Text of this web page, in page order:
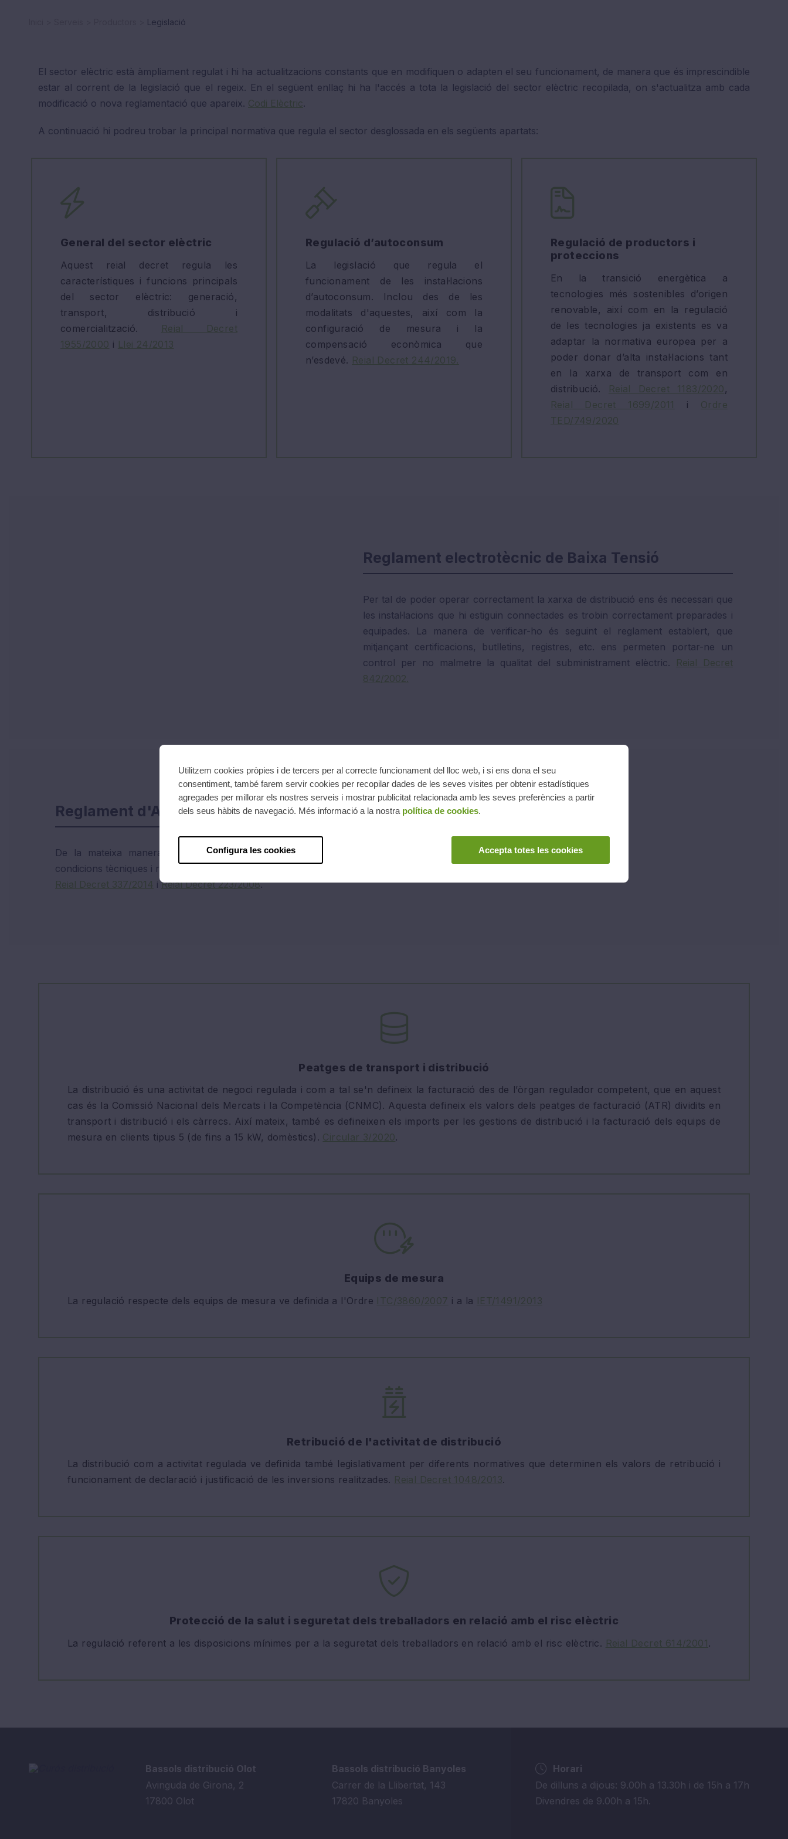
Legislació
El sector elèctric està àmpliament regulat i hi ha actualitzacions constants que en modifiquen o adapten el seu funcionament, de manera que és imprescindible
estar al corrent de la legislació que el regeix. En el següent enllaç hi ha l'accés a tota la legislació del sector elèctric recopilada, on s'actualitza amb cada
modificació o nova reglamentació que apareix. Codi Elèctric.
A continuació hi podreu trobar la principal normativa que regula el sector desglossada en els següents apartats:
General del sector elèctric
Aquest reial decret regula les
característiques i funcions principals
del sector elèctric: generació,
transport, distribució i
comercialització.
Reial Decret
1955/2000 i Llei 24/2013
Regulació d’autoconsum
La legislació que regula el
funcionament de les instal·lacions
d’autoconsum. Inclou des de les
modalitats d'aquestes, així com la
configuració de mesura i la
compensació econòmica que
n’esdevé. Reial Decret 244/2019.
Regulació de productors i
proteccions
En la transició energètica a
tecnologies més sostenibles d’origen
renovable, així com en la regulació
de les tecnologies ja existents es va
adaptar la normativa europea per a
poder donar d’alta instal·lacions tant
en la xarxa de transport com en
distribució.
Reial Decret 1183/2020 ,
Reial Decret 1699/2011
i Ordre
TED/749/2020
Reglament electrotècnic de Baixa Tensió
Per tal de poder operar correctament la xarxa de distribució ens és necessari que
les instal·lacions que hi estiguin connectades es trobin correctament preparades i
equipades. La manera de verificar-ho és seguint el reglament establert, que
mitjançant certificacions, butlletins, registres, etc. ens permeten portar-ne un
control per no malmetre la qualitat del subministrament elèctric. Reial Decret
842/2002.
Reglament d'Alta Tensió
De la mateixa manera que en la baixa tensió, en alta tensió es regula les
condicions tècniques i requisits per a les instal·lacions que treballin per sobre d'1kV.
Reial Decret 337/2014 iReial Decret 223/2008.
Peatges de transport i distribució
La distribució és una activitat de negoci regulada i com a tal se'n defineix la facturació des de l’òrgan regulador competent, que en aquest
cas és la Comissió Nacional dels Mercats i la Competència (CNMC). Aquesta defineix els valors dels peatges de facturació (ATR) dividits en
transport i distribució i els càrrecs. Així mateix, també es defineixen els imports per les gestions de distribució i la facturació dels equips de
mesura en clients tipus 5 (de fins a 15 kW, domèstics). Circular 3/2020.
Equips de mesura
La regulació respecte dels equips de mesura ve definida a l'Ordre ITC/3860/2007 i a la IET/1491/2013
Retribució de l'activitat de distribució
La distribució com a activitat regulada ve definida també legislativament per diferents normatives que determinen els valors de retribució i
funcionament de declaració i justificació de les inversions realitzades. Reial Decret 1048/2013.
Protecció de la salut i seguretat dels treballadors en relació amb el risc elèctric
La regulació referent a les disposicions mínimes per a la seguretat dels treballadors en relació amb el risc elèctric. Reial Decret 614/2001.
Bassols distribució Olot
Avinguda de Girona, 2
17800 Olot
Bassols distribució Banyoles
Carrer de la Llibertat, 143
17820 Banyoles
Horari
De dilluns a dijous: 9.00h a 13.30h i de 15h a 17h
Divendres de 9.00h a 15h.
Utilitzem cookies pròpies i de tercers per al correcte funcionament del lloc web, i si ens dona el seu
consentiment, també farem servir cookies per recopilar dades de les seves visites per obtenir estadístiques
agregades per millorar els nostres serveis i mostrar publicitat relacionada amb les seves preferències a partir
dels seus hàbits de navegació. Més informació a la nostra política de cookies.
Configura les cookies Accepta totes les cookies